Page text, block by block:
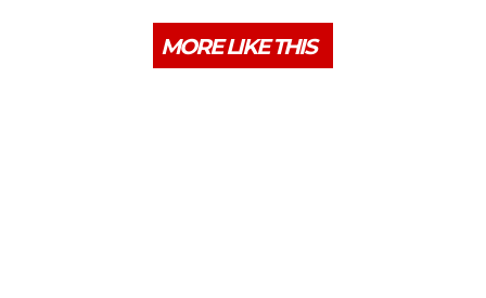
MORE LIKE THIS